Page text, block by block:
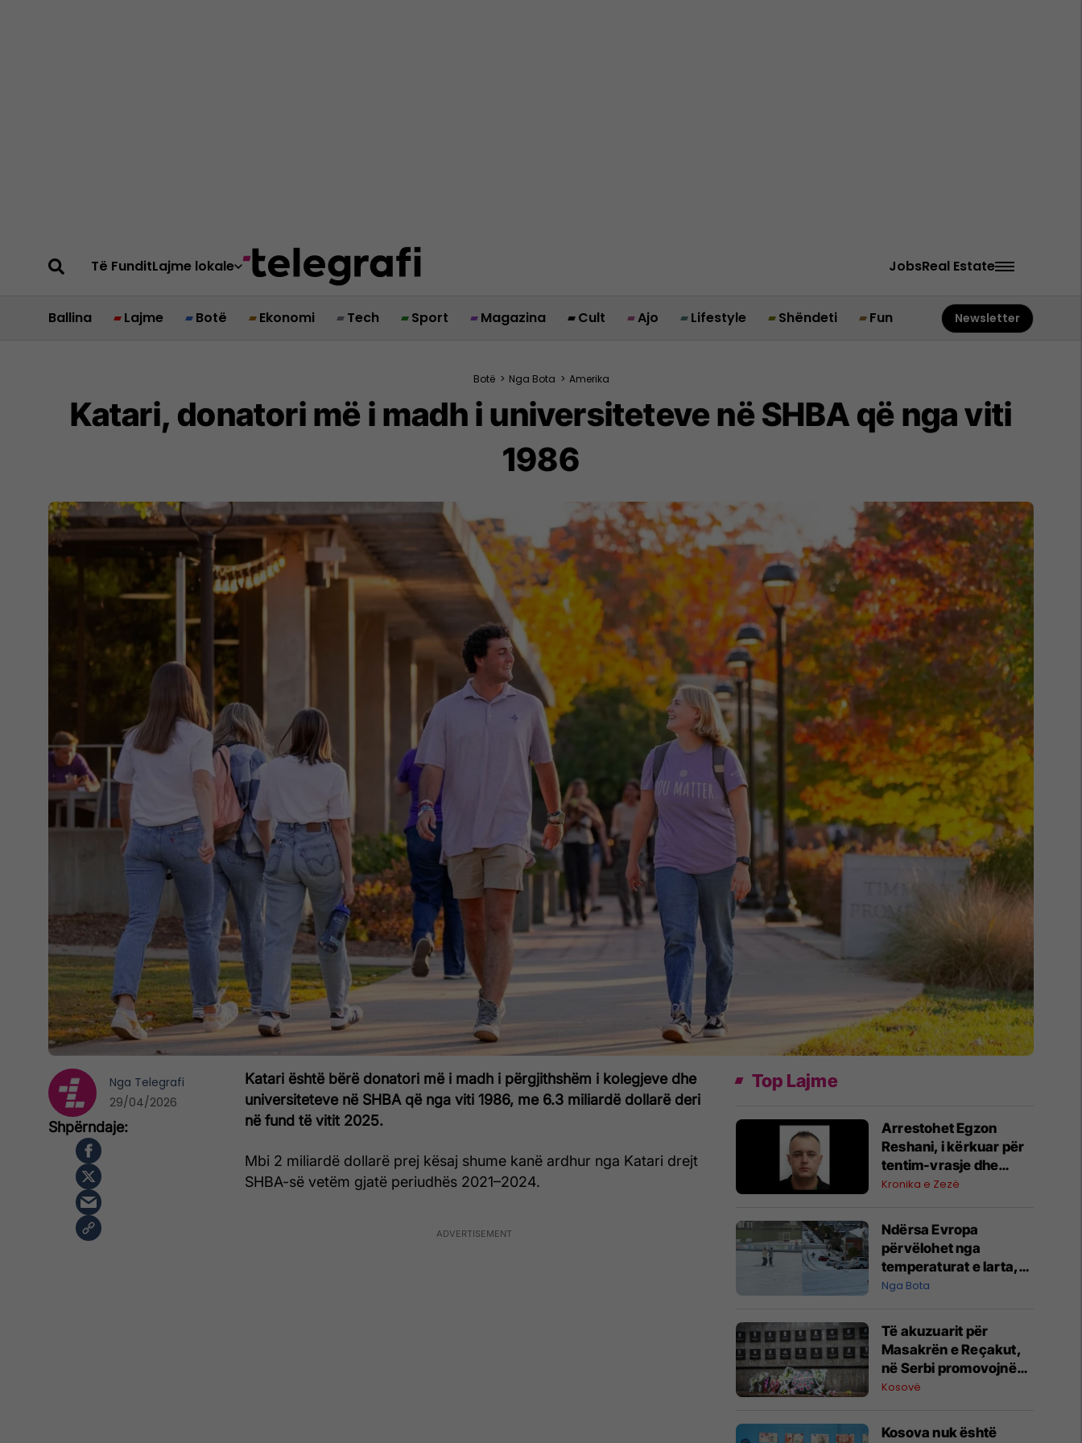
Të FunditLajme lokale JobsReal Estate
Ballina Lajme Botë Ekonomi Tech Sport Magazina Cult Ajo Lifestyle Shëndeti Fun Newsletter
Botë > Nga Bota > Amerika
Katari, donatori më i madh i universiteteve në SHBA që nga viti
1986
Katari është bërë donatori më i madh i përgjithshëm i kolegjeve dhe
universiteteve në SHBA që nga viti 1986, me 6.3 miliardë dollarë deri
në fund të vitit 2025.
Mbi 2 miliardë dollarë prej kësaj shume kanë ardhur nga Katari drejt
SHBA-së vetëm gjatë periudhës 2021–2024.
Nga Telegrafi
29/04/2026
Top Lajme
Arrestohet Egzon
Reshani, i kërkuar për
tentim-vrasje dhe
fajde
Kronika e Zezë
Ndërsa Evropa
përvëlohet nga
temperaturat e larta,
Zelanda e Re goditet
Nga Bota
Të akuzuarit për
Masakrën e Reçakut,
në Serbi promovojnë
mohimin e krimit
Kosovë
Kosova nuk është